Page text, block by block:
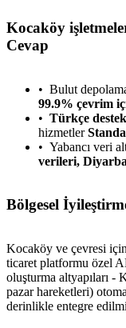
Kocaköy
Cevap
Bulut
99.9% çevrim
Türkçe
hizmetler
Yabancı veri
verileri,
Bölgesel
Kocaköy ve çevresi
ticaret platformu özel
oluşturma altyapıları -
pazar hareketleri)
derinlikle entegre